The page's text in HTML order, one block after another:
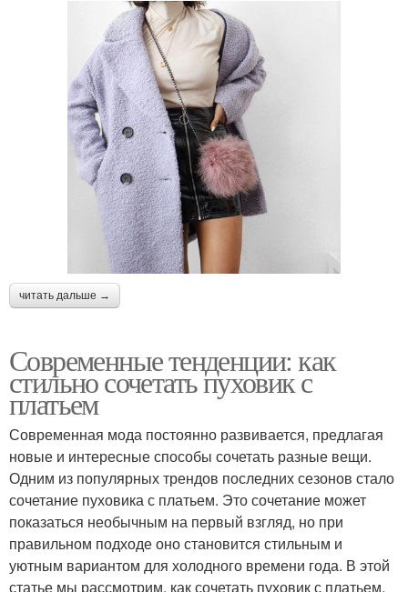
читать дальше →
Современные тенденции: как
стильно сочетать пуховик с
платьем
Современная мода постоянно развивается, предлагая
новые и интересные способы сочетать разные вещи.
Одним из популярных трендов последних сезонов стало
сочетание пуховика с платьем. Это сочетание может
показаться необычным на первый взгляд, но при
правильном подходе оно становится стильным и
уютным вариантом для холодного времени года. В этой
статье мы рассмотрим, как сочетать пуховик с платьем,